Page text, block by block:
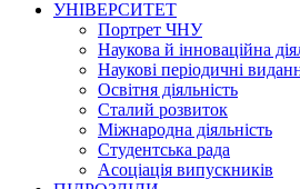
УНІВЕРСИТЕТ
Портрет ЧНУ
Наукова й інноваційна
Наукові періодичні
Освітня діяльність
Сталий розвиток
Міжнародна діяльність
Студентська рада
Асоціація випускників